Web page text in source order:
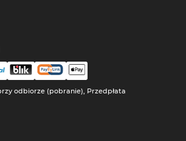
odbiorze (pobranie), Przedpłata